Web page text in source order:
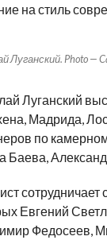
на стиль
Луганский. Photo —
Луганский
Мадрида,
по
Баева,
Евгений
Федосеев,